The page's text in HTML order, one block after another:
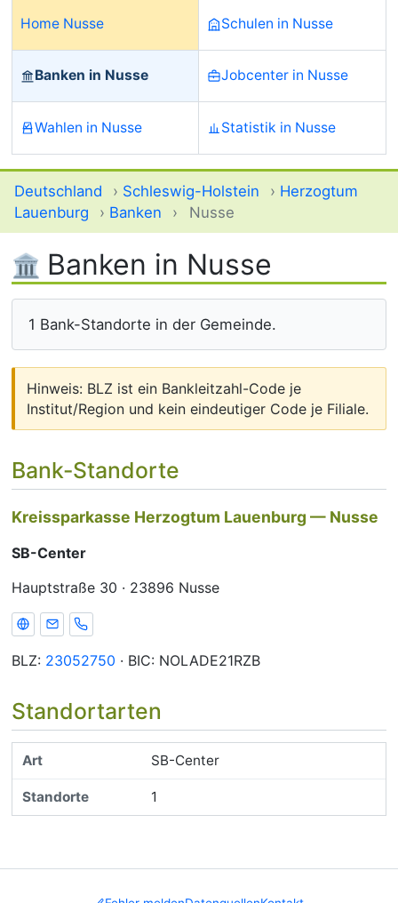
Home Nusse Schulen in Nusse
Banken in Nusse Jobcenter in Nusse
Wahlen in Nusse Statistik in Nusse
Deutschland › Schleswig-Holstein › Herzogtum
Lauenburg
› Banken › Nusse
Banken in Nusse
1 Bank-Standorte in der Gemeinde.
Hinweis: BLZ ist ein Bankleitzahl-Code je
Institut/Region und kein eindeutiger Code je Filiale.
Bank-Standorte
Kreissparkasse Herzogtum Lauenburg — Nusse
SB-Center
Hauptstraße 30 · 23896 Nusse
Webseite
E-MailTelefon
BLZ: 23052750 · BIC: NOLADE21RZB
Standortarten
SB-Center
1